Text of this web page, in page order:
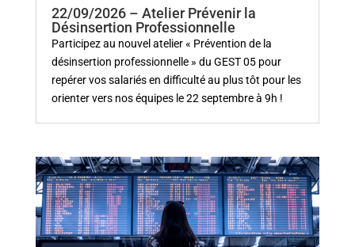
22/09/2026 – Atelier Prévenir la
Désinsertion Professionnelle
Participez au nouvel atelier « Prévention de la
désinsertion professionnelle » du GEST 05 pour
repérer vos salariés en difficulté au plus tôt pour les
orienter vers nos équipes le 22 septembre à 9h !